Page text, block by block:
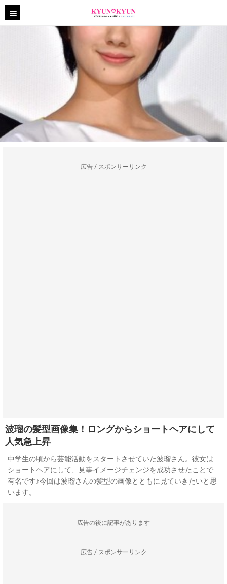
広告 / スポンサーリンク
波瑠の髪型画像集！ロングからショートヘアにして
人気急上昇
中学生の頃から芸能活動をスタートさせていた波瑠さん。彼女は
ショートヘアにして、見事イメージチェンジを成功させたことで
有名です♪今回は波瑠さんの髪型の画像とともに見ていきたいと思
います。
--------------------広告の後に記事があります--------------------
広告 / スポンサーリンク